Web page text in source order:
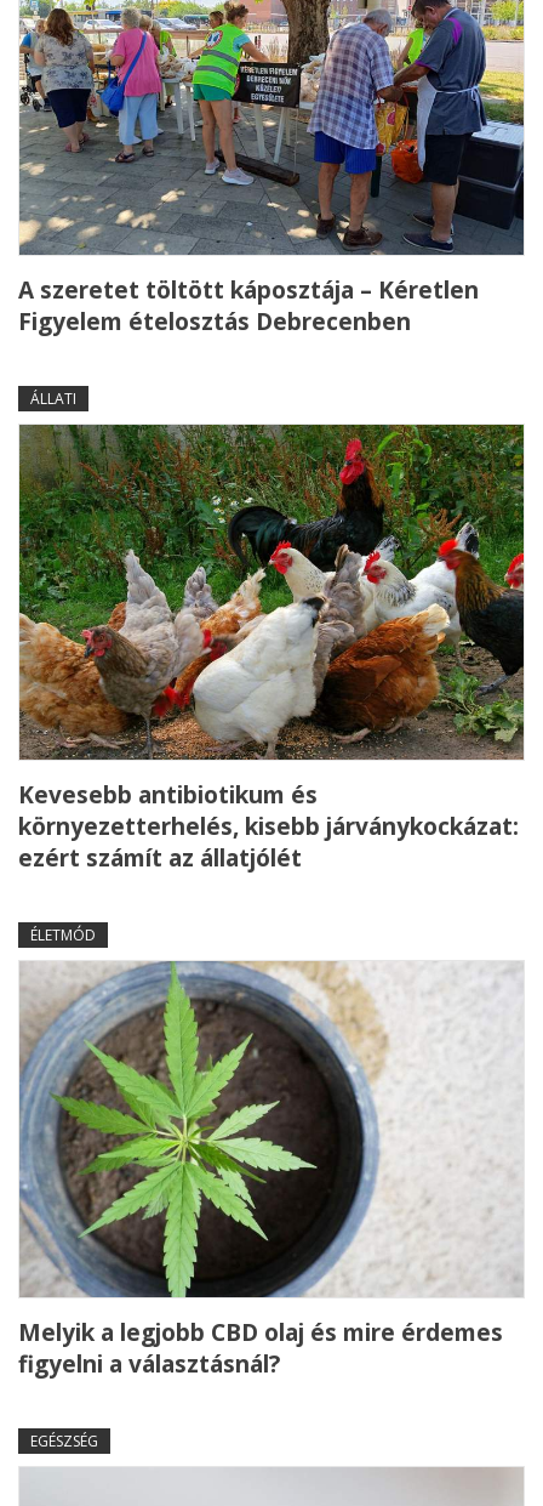
A szeretet töltött káposztája – Kéretlen
Figyelem ételosztás Debrecenben
ÁLLATI
Kevesebb antibiotikum és
környezetterhelés, kisebb járványkockázat:
ezért számít az állatjólét
ÉLETMÓD
Melyik a legjobb CBD olaj és mire érdemes
figyelni a választásnál?
EGÉSZSÉG